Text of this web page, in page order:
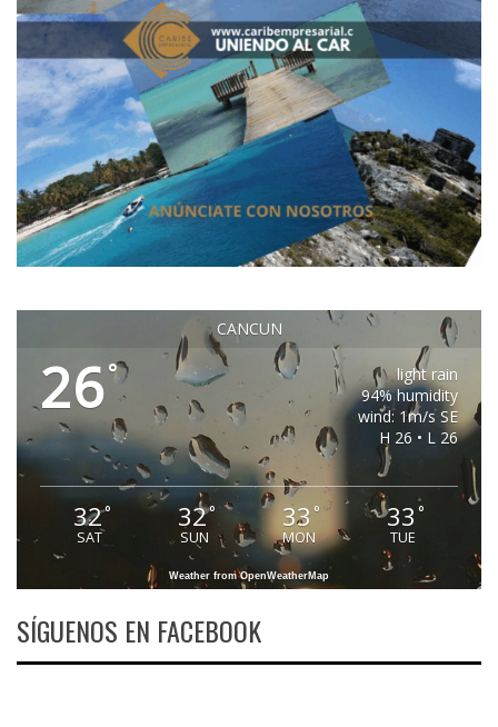
CANCUN
26°
light rain
94% humidity
wind: 1m/s SE
H 26 • L 26
32°
SAT
32°
SUN
33 °
MON
33 °
TUE
Weather from OpenWeatherMap
SÍGUENOS EN FACEBOOK